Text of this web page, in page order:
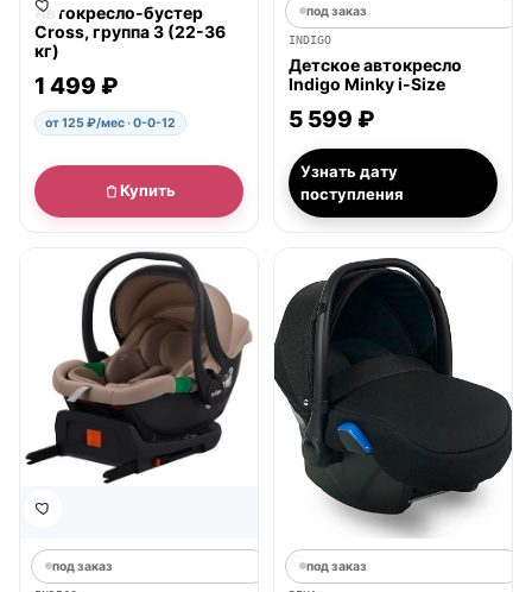
Автокресло-бустер
Cross, группа 3 (22-36
кг)
1 499 ₽
от 125 ₽/мес · 0-0-12
Купить
под заказ
INDIGO
Детское автокресло
Indigo Minky i-Size
5 599 ₽
Узнать дату
поступления
под заказ под заказ